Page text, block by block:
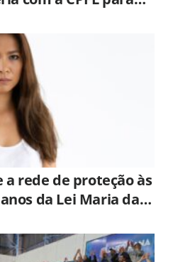
rede de proteção às
da Lei Maria da